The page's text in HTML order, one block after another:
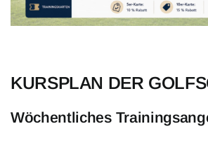
KURSPLAN DER
Wöchentliches